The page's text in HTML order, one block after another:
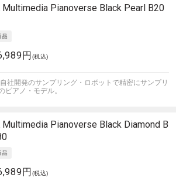
Multimedia Pianoverse Black Pearl B20
円 (税込)
社開発のサンプリング・ロボットで精密にサンプリ
ピアノ・モデル。
Multimedia Pianoverse Black Diamond B
円 (税込)